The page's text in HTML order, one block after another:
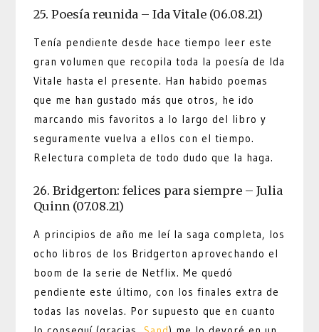
25. Poesía reunida – Ida Vitale (06.08.21)
Tenía pendiente desde hace tiempo leer este
gran volumen que recopila toda la poesía de Ida
Vitale hasta el presente. Han habido poemas
que me han gustado más que otros, he ido
marcando mis favoritos a lo largo del libro y
seguramente vuelva a ellos con el tiempo.
Relectura completa de todo dudo que la haga.
26. Bridgerton: felices para siempre – Julia
Quinn (07.08.21)
A principios de año me leí la saga completa, los
ocho libros de los Bridgerton aprovechando el
boom de la serie de Netflix. Me quedó
pendiente este último, con los finales extra de
todas las novelas. Por supuesto que en cuanto